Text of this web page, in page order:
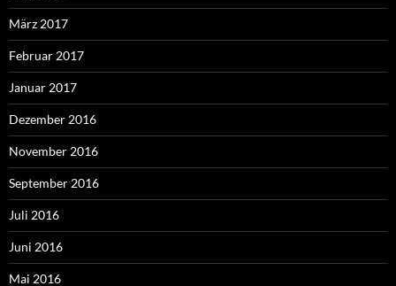
März 2017
Februar 2017
Januar 2017
Dezember 2016
November 2016
September 2016
Juli 2016
Juni 2016
Mai 2016